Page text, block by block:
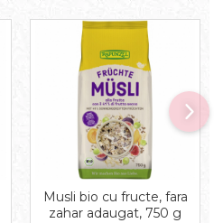
Musli bio cu fructe, fara
zahar adaugat, 750 g